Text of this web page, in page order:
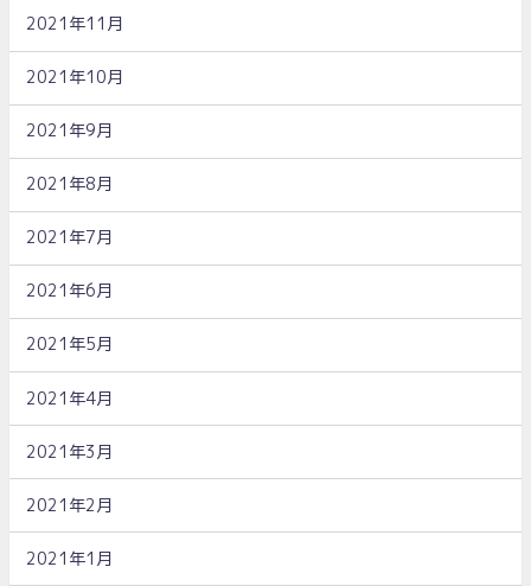
2021年11月
2021年10月
2021年9月
2021年8月
2021年7月
2021年6月
2021年5月
2021年4月
2021年3月
2021年2月
2021年1月